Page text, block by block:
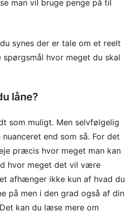
man vil bruge penge på til
synes der er tale om et reelt
hvor meget du skal
låne?
som muligt. Men selvfølgelig
end som så. For det
præcis hvor meget man kan
hvor meget det vil være
afhænger ikke kun af hvad du
på men i den grad også af din
kan du læse mere om